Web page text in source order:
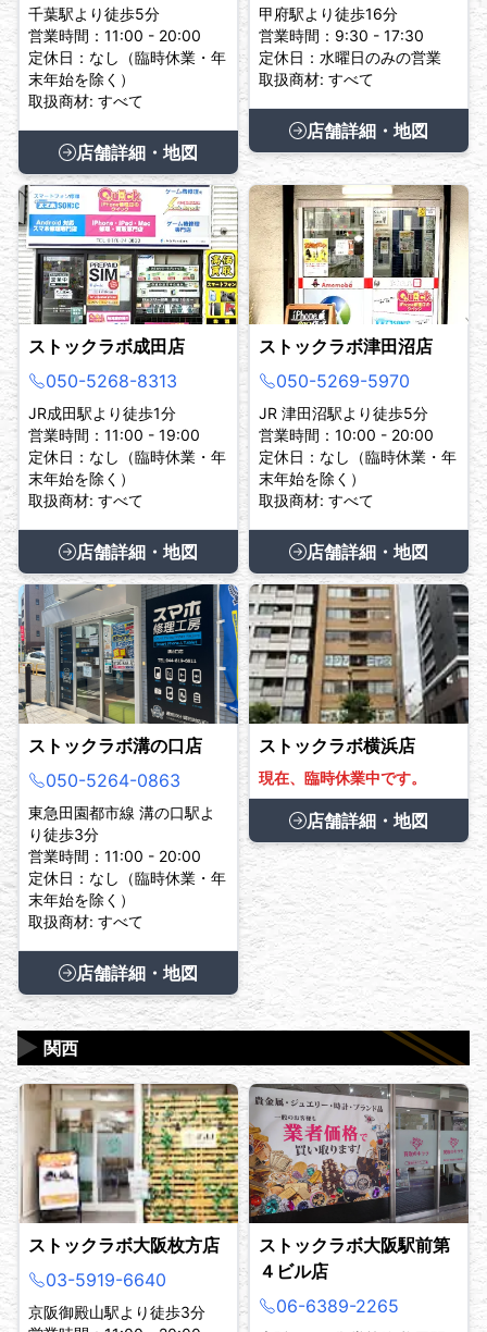
千葉駅より徒歩5分
営業時間：11:00 - 20:00
定休日：なし（臨時休業・年
末年始を除く）
取扱商材: すべて
店舗詳細・地図
甲府駅より徒歩16分
営業時間：9:30 - 17:30
定休日：水曜日のみの営業
取扱商材: すべて
店舗詳細・地図
ストックラボ成田店
050-5268-8313
JR成田駅より徒歩1分
営業時間：11:00 - 19:00
定休日：なし（臨時休業・年
末年始を除く）
取扱商材: すべて
店舗詳細・地図
ストックラボ津田沼店
050-5269-5970
JR 津田沼駅より徒歩5分
営業時間：10:00 - 20:00
定休日：なし（臨時休業・年
末年始を除く）
取扱商材: すべて
店舗詳細・地図
ストックラボ溝の口店
050-5264-0863
東急田園都市線 溝の口駅よ
り徒歩3分
営業時間：11:00 - 20:00
定休日：なし（臨時休業・年
末年始を除く）
取扱商材: すべて
店舗詳細・地図
ストックラボ横浜店
現在、臨時休業中です。
店舗詳細・地図
関西
▶
ストックラボ大阪枚方店
03-5919-6640
京阪御殿山駅より徒歩3分
ストックラボ大阪駅前第
４ビル店
06-6389-2265